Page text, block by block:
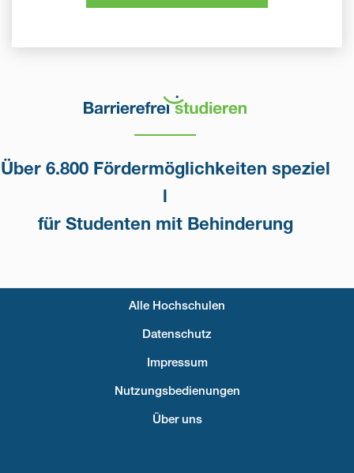
Über 6.800 Fördermöglichkeiten speziel
l
für Studenten mit Behinderung
Fußzeilenmenü
Alle Hochschulen
Datenschutz
Impressum
Nutzungsbedienungen
Über uns